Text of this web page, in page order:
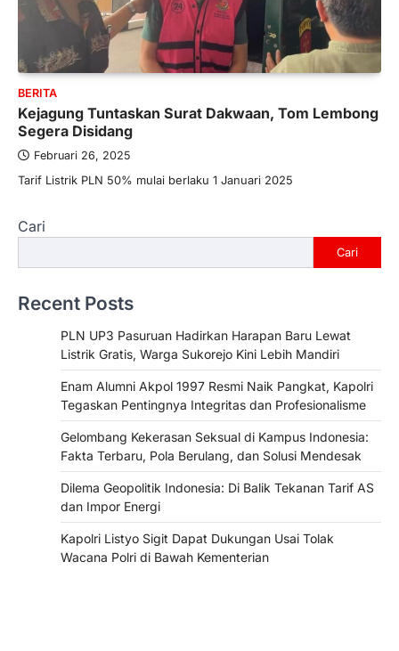
BERITA
Kejagung Tuntaskan Surat Dakwaan, Tom Lembong
Segera Disidang
Februari 26, 2025
Tarif Listrik PLN 50% mulai berlaku 1 Januari 2025
Cari
Cari
Recent Posts
PLN UP3 Pasuruan Hadirkan Harapan Baru Lewat
Listrik Gratis, Warga Sukorejo Kini Lebih Mandiri
Enam Alumni Akpol 1997 Resmi Naik Pangkat, Kapolri
Tegaskan Pentingnya Integritas dan Profesionalisme
Gelombang Kekerasan Seksual di Kampus Indonesia:
Fakta Terbaru, Pola Berulang, dan Solusi Mendesak
Dilema Geopolitik Indonesia: Di Balik Tekanan Tarif AS
dan Impor Energi
Kapolri Listyo Sigit Dapat Dukungan Usai Tolak
Wacana Polri di Bawah Kementerian